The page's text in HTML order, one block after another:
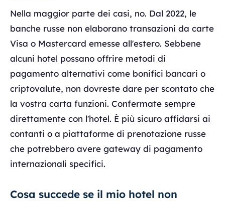
Nella maggior parte dei casi, no. Dal 2022, le
banche russe non elaborano transazioni da carte
Visa o Mastercard emesse all'estero. Sebbene
alcuni hotel possano offrire metodi di
pagamento alternativi come bonifici bancari o
criptovalute, non dovreste dare per scontato che
la vostra carta funzioni. Confermate sempre
direttamente con l'hotel. È più sicuro affidarsi ai
contanti o a piattaforme di prenotazione russe
che potrebbero avere gateway di pagamento
internazionali specifici.
Cosa succede se il mio hotel non